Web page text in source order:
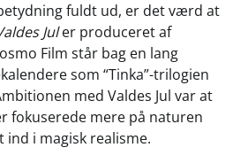
fuldt ud, er det værd at
Juler produceret af
Film står bag en lang
som “Tinka”-trilogien
med Valdes Jul var at
fokuserede mere på naturen
ind i magisk realisme.